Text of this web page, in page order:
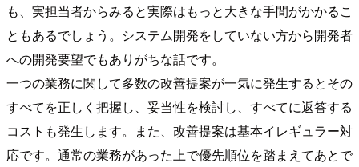
も、実担当者からみると実際はもっと大きな手間がかかるこ
ともあるでしょう。システム開発をしていない方から開発者
への開発要望でもありがちな話です。
一つの業務に関して多数の改善提案が一気に発生するとその
すべてを正しく把握し、妥当性を検討し、すべてに返答する
コストも発生します。また、改善提案は基本イレギュラー対
応です。通常の業務があった上で優先順位を踏まえてあとで